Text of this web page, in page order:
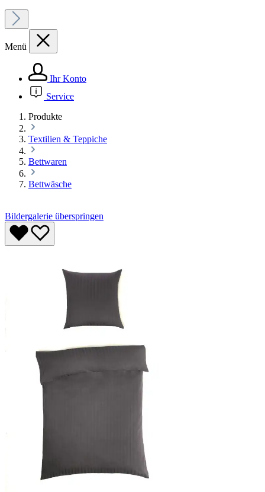
Menü
Ihr Konto
Service
Produkte
Textilien & Teppiche
Bettwaren
Bettwäsche
Bildergalerie überspringen